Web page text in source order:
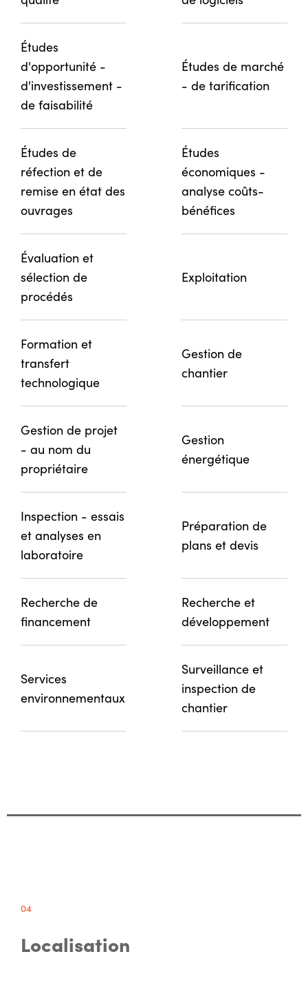
Études
d'opportunité -
d'investissement -
de faisabilité
Études de marché
- de tarification
Études de
réfection et de
remise en état des
ouvrages
Études
économiques -
analyse coûts-
bénéfices
Évaluation et
sélection de
procédés
Exploitation
Formation et
transfert
technologique
Gestion de
chantier
Gestion de projet
- au nom du
propriétaire
Gestion
énergétique
Inspection - essais
et analyses en
laboratoire
Préparation de
plans et devis
Recherche de
financement
Recherche et
développement
Services
environnementaux
Surveillance et
inspection de
chantier
04
Localisation